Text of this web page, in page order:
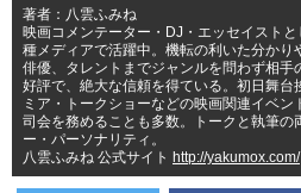
著者：八雲ふみね
映画コメンテーター・DJ・エッセイスト
種メディアで活躍中。機転の利いた分かり
俳優、タレントまでジャンルを問わず相手
好評で、絶大な信頼を得ている。初日舞台
ミア・トークショーなどの映画関連イベ
司会を務めることも多数。トークと執筆の
ー・パーソナリティ。
八雲ふみね 公式サイト
http://yakumox.com/